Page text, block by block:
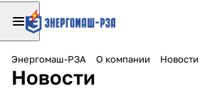
Энергомаш-РЗА О компании Новости
Новости